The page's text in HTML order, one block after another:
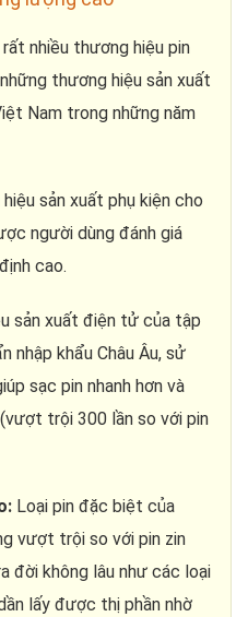
nhiều thương hiệu pin
thương hiệu sản xuất
Nam trong những năm
sản xuất phụ kiện cho
người dùng đánh giá
cao.
sản xuất điện tử của tập
nhập khẩu Châu Âu, sử
sạc pin nhanh hơn và
trội 300 lần so với pin
Loại pin đặc biệt của
vượt trội so với pin zin
đời không lâu như các loại
lấy được thị phần nhờ